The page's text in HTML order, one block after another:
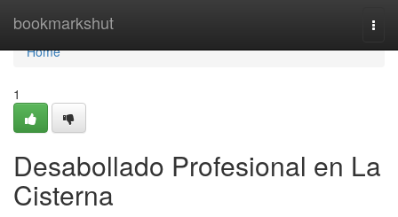
bookmarkshut
Home
Home
1
Desabollado Profesional en La
Cisterna